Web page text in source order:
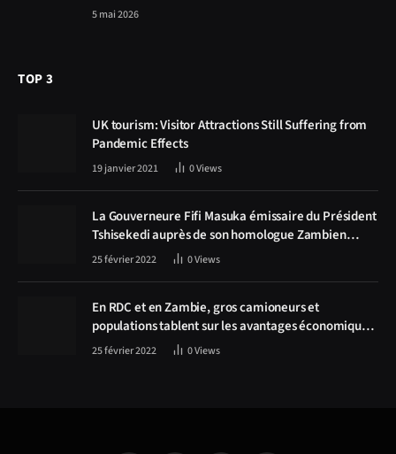
5 mai 2026
TOP 3
UK tourism: Visitor Attractions Still Suffering from
Pandemic Effects
19 janvier 2021 0Views
La Gouverneure Fifi Masuka émissaire du Président
Tshisekedi auprès de son homologue Zambien
Hichilema, la construction de la route Kolwezi -
25 février 2022 0Views
En RDC et en Zambie, gros camioneurs et
populations tablent sur les avantages économiques
de la route Kolwezi-Solwezi
25 février 2022 0Views